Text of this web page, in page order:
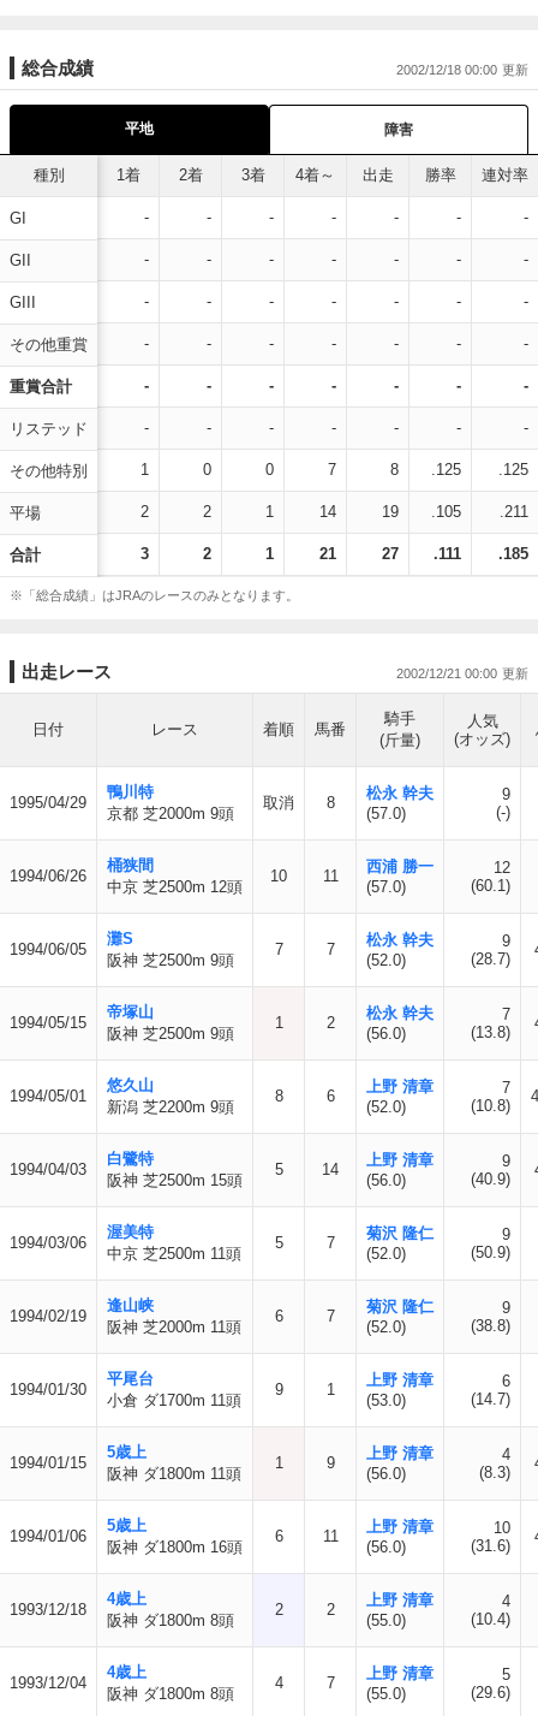
総合成績 2002/12/18 00:00
平地 障害
種別
GI
GII
GIII
その他重賞
重賞合計
リステッド
その他特別
平場
合計
1着 2着 3着 4着～ 出走 勝率 連対率
- - - - - - -
- - - - - - -
- - - - - - -
- - - - - - -
- - - - - - -
- - - - - - -
1 0 0 7 8 .125 .125
2 2 1 14 19 .105 .211
3 2 1 21 27 .111 .185
※「総合成績」はJRAのレースのみとなります。
出走レース 2002/12/21 00:00
日付 レース 着順 馬番
騎手
(斤量)
人気
(オッズ)
1995/04/29
鴨川特
京都 芝2000m 9頭
取消 8
松永 幹夫
(57.0)
9
(-)
1994/06/26
桶狭間
中京 芝2500m 12頭
10 11
西浦 勝一
(57.0)
12
(60.1)
1994/06/05
灘S
阪神 芝2500m 9頭
7 7
松永 幹夫
(52.0)
9
(28.7)
1994/05/15
帝塚山
阪神 芝2500m 9頭
1 2
松永 幹夫
(56.0)
7
(13.8)
1994/05/01
悠久山
新潟 芝2200m 9頭
8 6
上野 清章
(52.0)
7
(10.8)
1994/04/03
白鷺特
阪神 芝2500m 15頭
5 14
上野 清章
(56.0)
9
(40.9)
1994/03/06
渥美特
中京 芝2500m 11頭
5 7
菊沢 隆仁
(52.0)
9
(50.9)
1994/02/19
逢山峡
阪神 芝2000m 11頭
6 7
菊沢 隆仁
(52.0)
9
(38.8)
1994/01/30
平尾台
小倉 ダ1700m 11頭
9 1
上野 清章
(53.0)
6
(14.7)
1994/01/15
5歳上
阪神 ダ1800m 11頭
1 9
上野 清章
(56.0)
4
(8.3)
1994/01/06
5歳上
阪神 ダ1800m 16頭
6 11
上野 清章
(56.0)
10
(31.6)
1993/12/18
4歳上
阪神 ダ1800m 8頭
2 2
上野 清章
(55.0)
4
(10.4)
1993/12/04
4歳上
阪神 ダ1800m 8頭
4 7
上野 清章
(55.0)
5
(29.6)